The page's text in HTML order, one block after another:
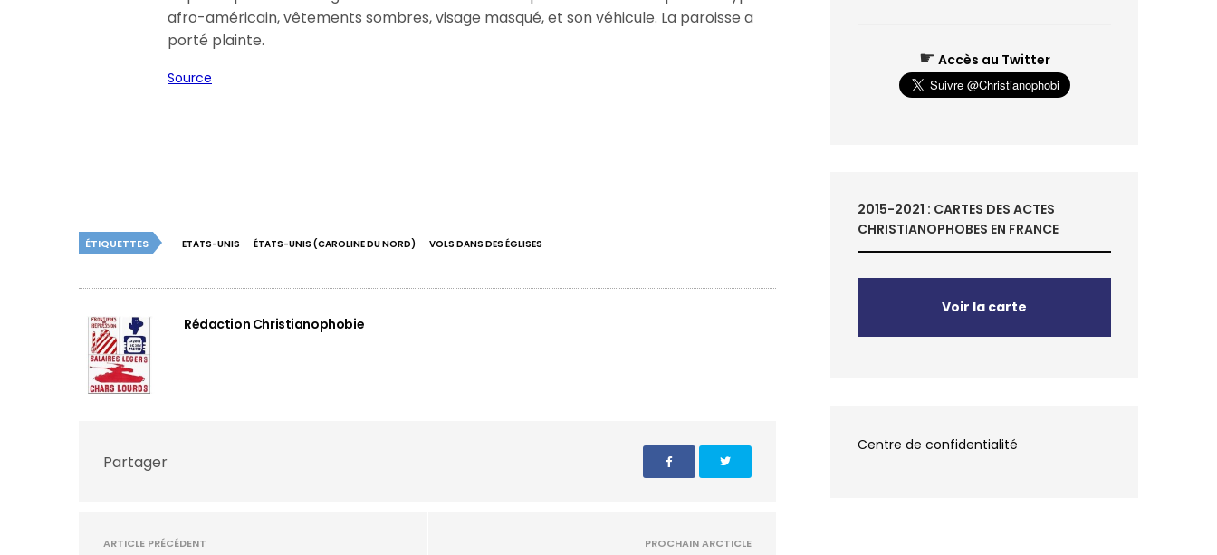
afro-américain, vêtements sombres, visage masqué, et son véhicule. La paroisse a
porté plainte.
Source
ÉTIQUETTES ETATS-UNIS ÉTATS-UNIS (CAROLINE DU NORD) VOLS DANS DES ÉGLISES
Rédaction Christianophobie
Partager
ARTICLE PRÉCÉDENT PROCHAIN ARCTICLE
☛ Accès au Twitter
2015-2021 : CARTES DES ACTES
CHRISTIANOPHOBES EN FRANCE
Voir la carte
Centre de confidentialité